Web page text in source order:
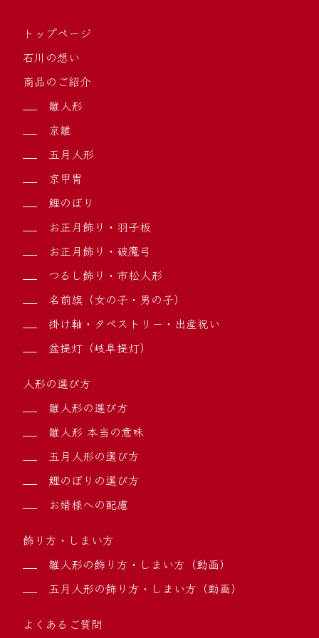
トップページ
石川の想い
商品のご紹介
雛人形
京雛
五月人形
京甲冑
鯉のぼり
お正月飾り・羽子板
お正月飾り・破魔弓
つるし飾り・市松人形
名前旗（女の子・男の子）
掛け軸・タペストリー・出産祝い
盆提灯（岐阜提灯）
人形の選び方
雛人形の選び方
雛人形 本当の意味
五月人形の選び方
鯉のぼりの選び方
お婿様への配慮
飾り方・しまい方
雛人形の飾り方・しまい方（動画）
五月人形の飾り方・しまい方（動画）
よくあるご質問